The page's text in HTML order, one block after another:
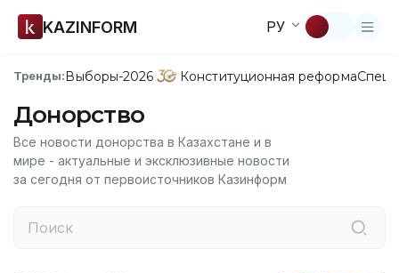
KAZINFORM РУ
Тренды:Выборы-2026 Конституционная реформа
Донорство
Все новости донорства в Казахстане и в
мире - актуальные и эксклюзивные новости
за сегодня от первоисточников Казинформ